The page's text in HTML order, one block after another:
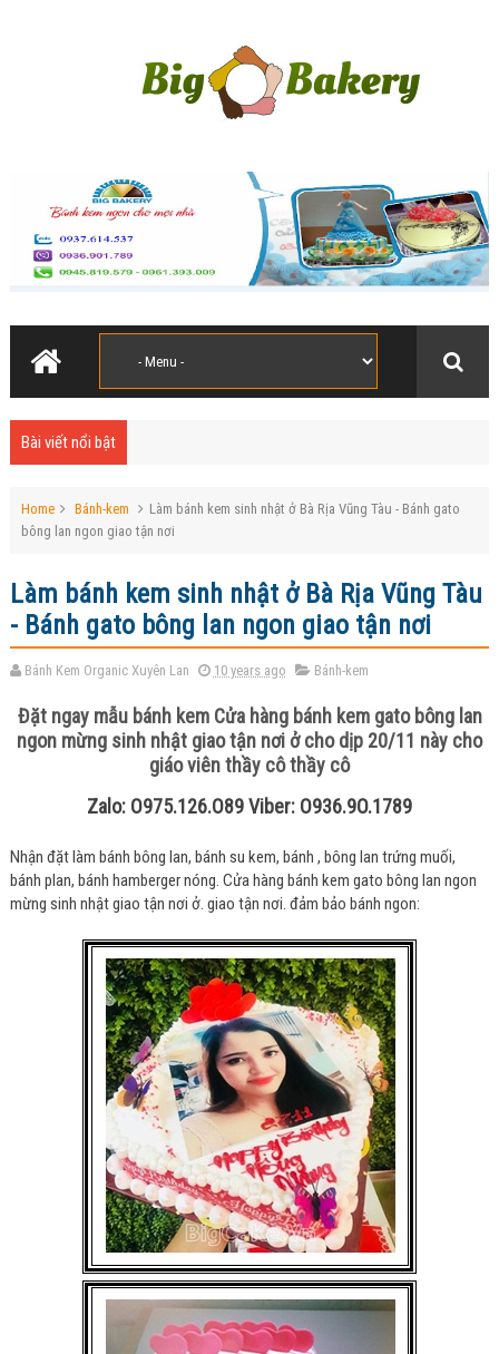
Bài viết nổi bật
Home Bánh-kem
Làm bánh kem sinh nhật ở Bà Rịa Vũng Tàu - Bánh gato
bông lan ngon giao tận nơi
Làm bánh kem sinh nhật ở Bà Rịa Vũng Tàu
- Bánh gato bông lan ngon giao tận nơi
Bánh Kem Organic Xuyên Lan 10 years ago Bánh-kem
Đặt ngay mẫu bánh kem Cửa hàng bánh kem gato bông lan
ngon mừng sinh nhật giao tận nơi ở cho dịp 20/11 này cho
giáo viên thầy cô thầy cô
Zalo: O975.126.O89 Viber: O936.9O.1789
Nhận đặt làm bánh bông lan, bánh su kem, bánh , bông lan trứng muối,
bánh plan, bánh hamberger nóng. Cửa hàng bánh kem gato bông lan ngon
mừng sinh nhật giao tận nơi ở. giao tận nơi. đảm bảo bánh ngon: